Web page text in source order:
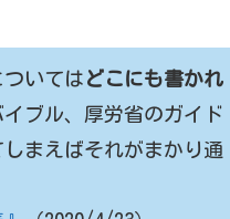
いては どこにも書かれ
ブル、厚労省のガイド
まえばそれがまかり通